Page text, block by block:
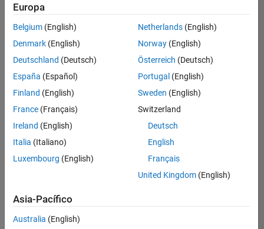
puestos
disponibles
que
se
correspondan
con
sus
criterios
de
búsqueda.
Pruebe
ampliar
su
todos
empleos.
Europa
Belgium (English)
Denmark (English)
Deutschland (Deutsch)
España (Español)
Finland (English)
France (Français)
Ireland (English)
Italia (Italiano)
Luxembourg (English)
Netherlands(English)
Norway(English)
Österreich (Deutsch)
Portugal (English)
Sweden (English)
Switzerland
Deutsch
English
Français
United Kingdom(English)
Asia-Pacífico
Australia (English)